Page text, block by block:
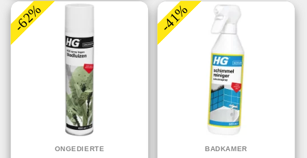
-62%
ONGEDIERTE
-41%
BADKAMER